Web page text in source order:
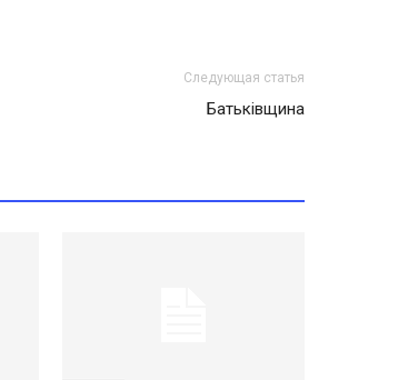
Следующая статья
Батьківщина